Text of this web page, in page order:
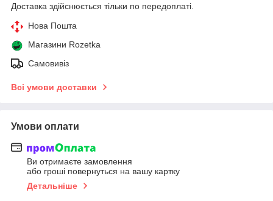
Доставка здійснюється тільки по передоплаті.
Нова Пошта
Магазини Rozetka
Самовивіз
Всі умови доставки
Умови оплати
Ви отримаєте замовлення
або гроші повернуться на вашу картку
Детальніше